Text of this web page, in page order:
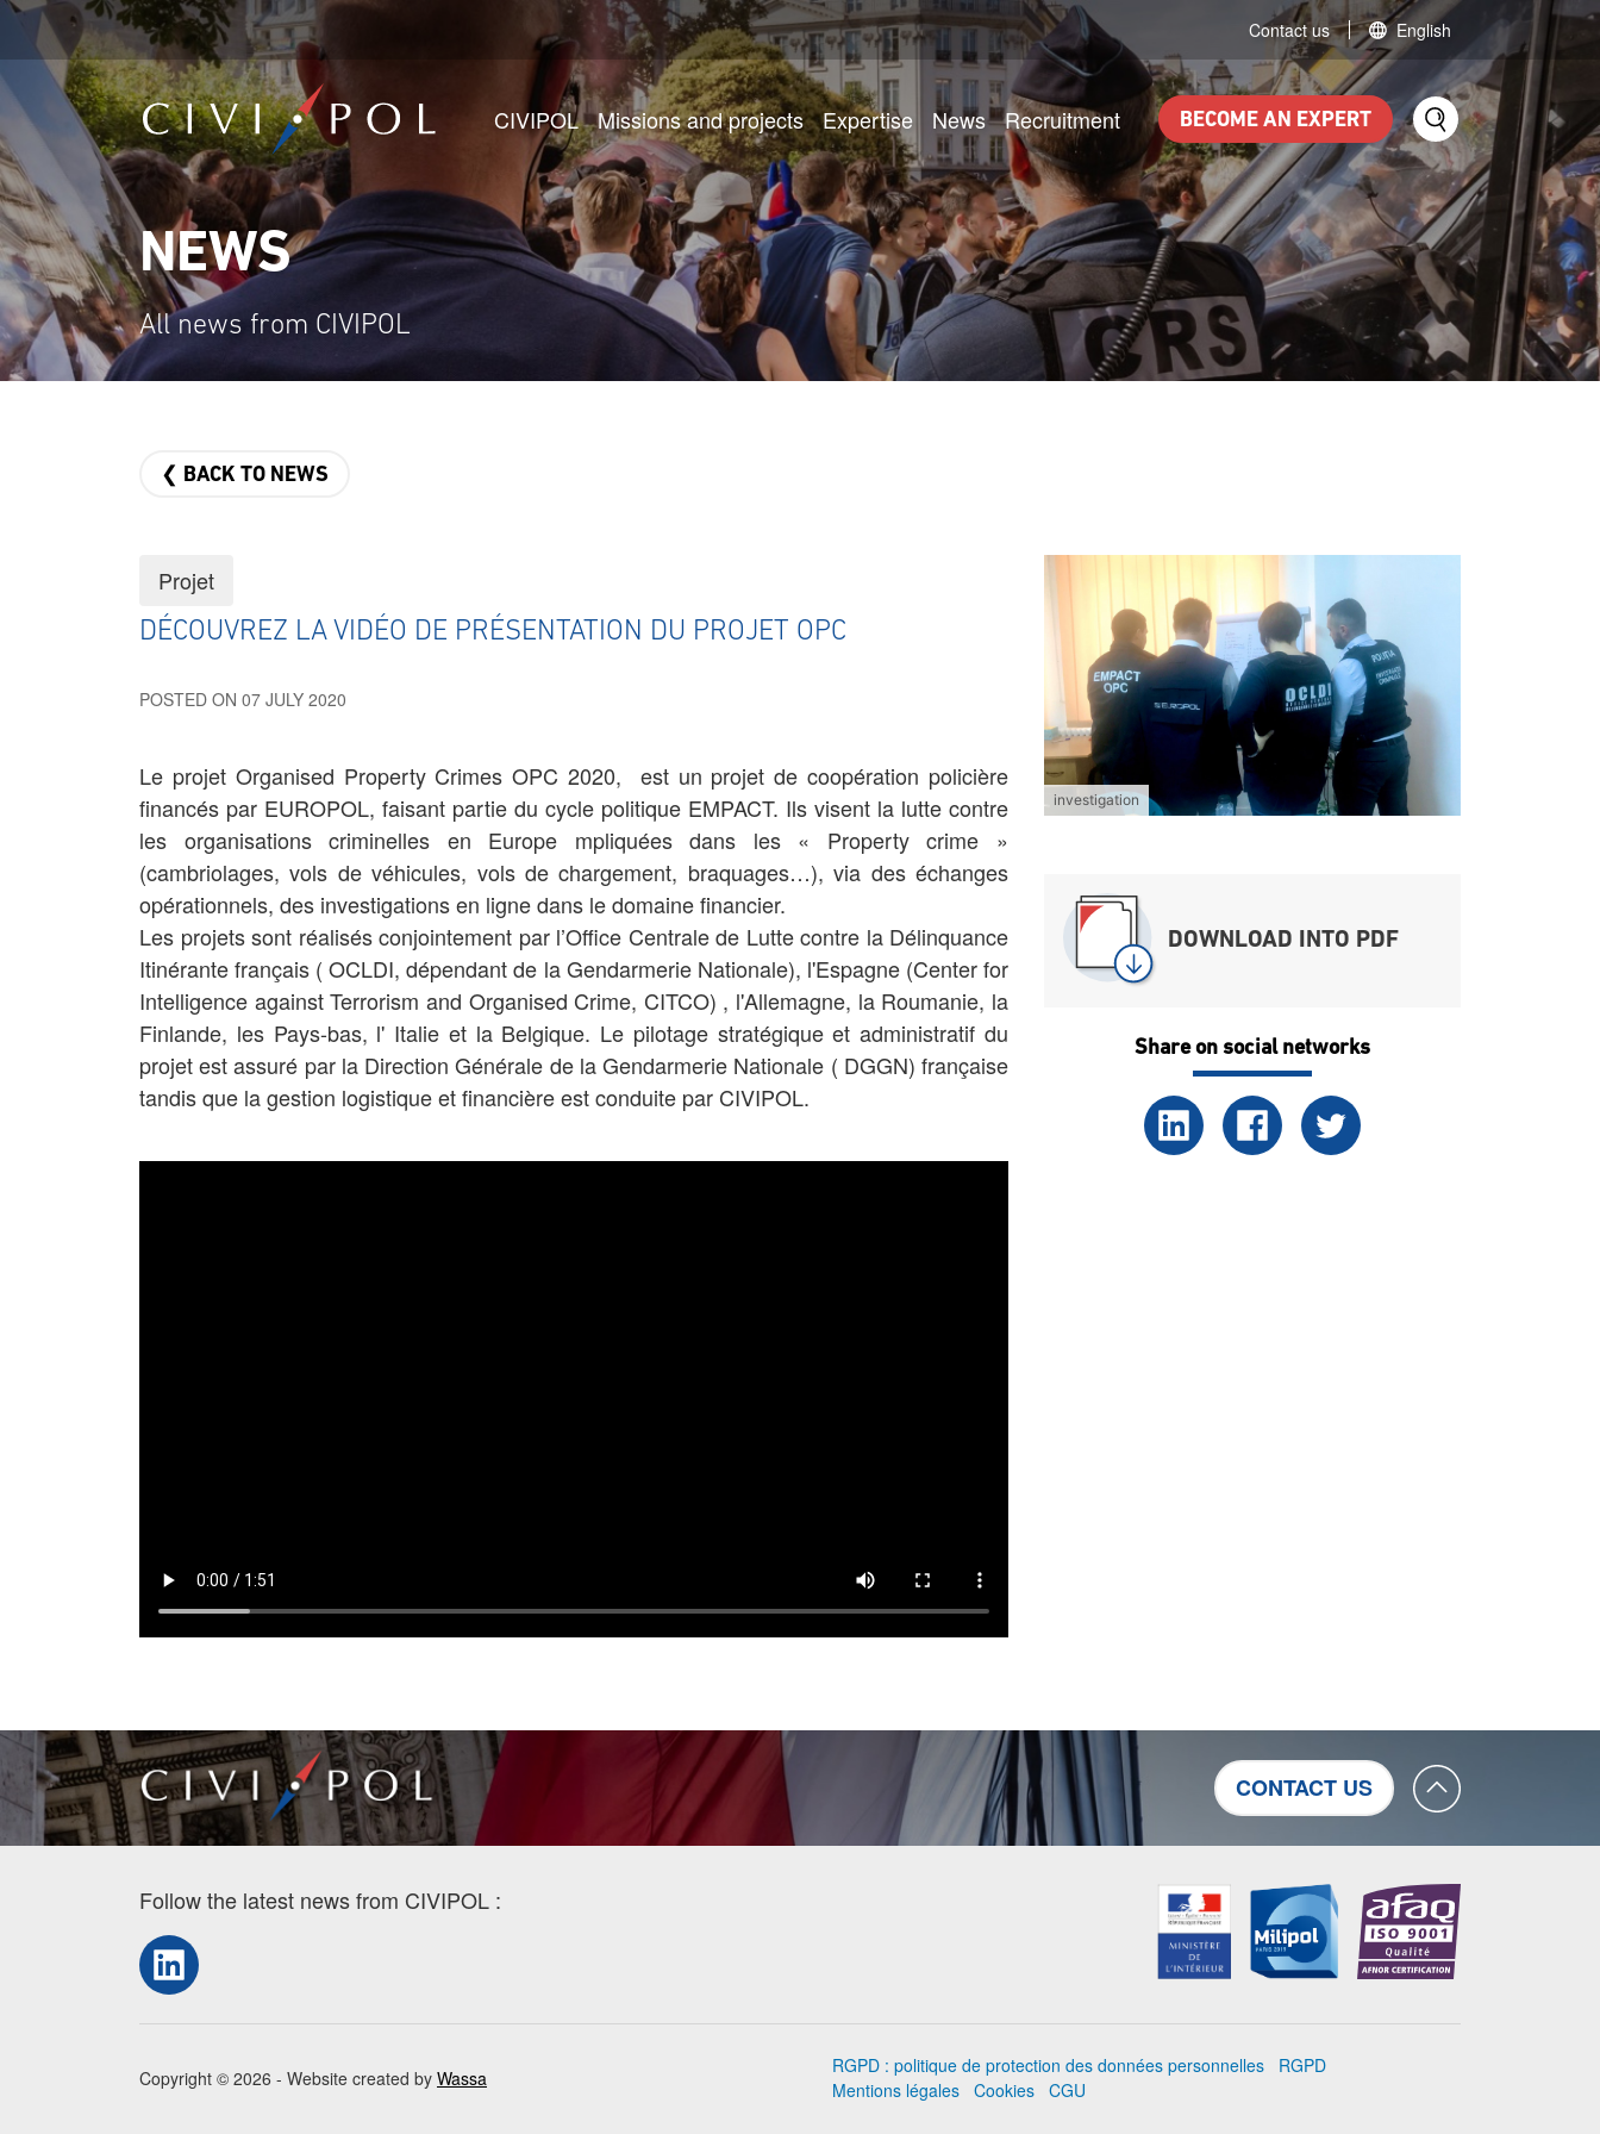
Contact us English
CIVIPOL Missions and projects Expertise News Recruitment BECOME AN EXPERT
NEWS
All news from CIVIPOL
❮ BACK TO NEWS
Projet
DÉCOUVREZ LA VIDÉO DE PRÉSENTATION DU PROJET OPC
POSTED ON 07 JULY 2020
Le projet Organised Property Crimes OPC 2020, est un projet de coopération policière
financés par EUROPOL, faisant partie du cycle politique EMPACT. Ils visent la lutte contre
les organisations criminelles en Europe mpliquées dans les « Property crime »
(cambriolages, vols de véhicules, vols de chargement, braquages…), via des échanges
opérationnels, des investigations en ligne dans le domaine financier.
Les projets sont réalisés conjointement par l’Office Centrale de Lutte contre la Délinquance
Itinérante français ( OCLDI, dépendant de la Gendarmerie Nationale), l'Espagne (Center for
Intelligence against Terrorism and Organised Crime, CITCO) , l'Allemagne, la Roumanie, la
Finlande, les Pays-bas, l' Italie et la Belgique. Le pilotage stratégique et administratif du
projet est assuré par la Direction Générale de la Gendarmerie Nationale ( DGGN) française
tandis que la gestion logistique et financière est conduite par CIVIPOL.
investigation
DOWNLOAD INTO PDF
Share on social networks
CONTACT US
Follow the latest news from CIVIPOL :
LinkedIn
Copyright © 2026 - Website created by Wassa
RGPD : politique de protection des données personnelles
RGPD
Mentions légales Cookies CGU